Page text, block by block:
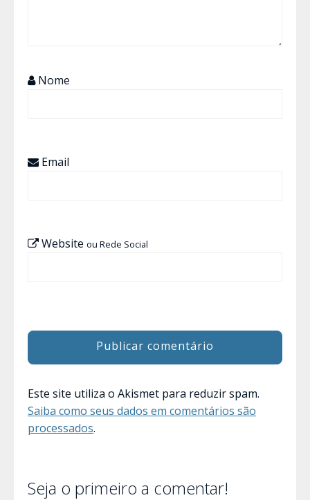
Nome
Email
Website ou Rede Social
Este site utiliza o Akismet para reduzir spam.
Saiba como seus dados em comentários são
processados.
Seja o primeiro a comentar!